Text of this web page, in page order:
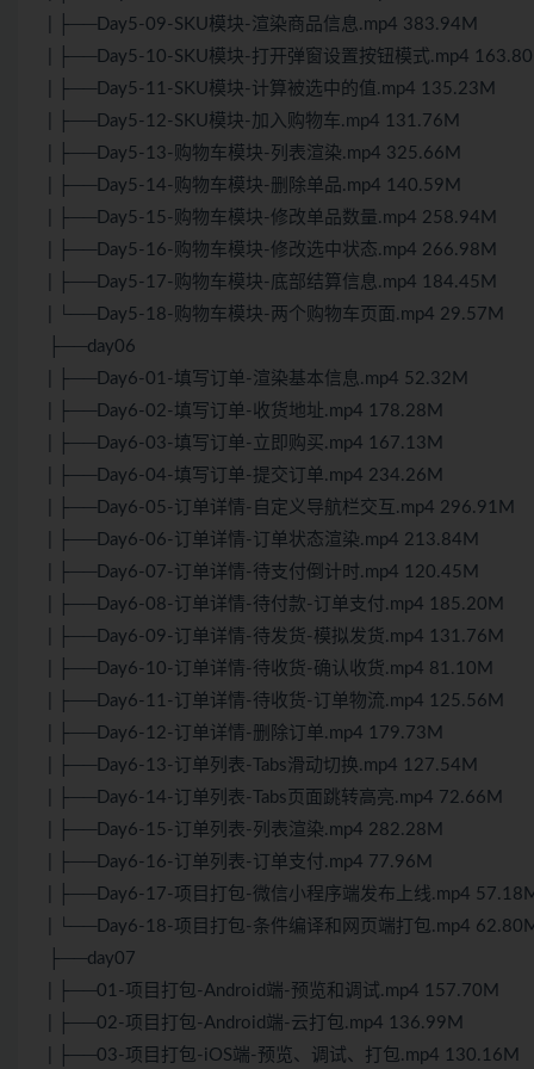
| ├──Day5-09-SKU模块-渲染商品信息.mp4 383.94M
| ├──Day5-10-SKU模块-打开弹窗设置按钮模式.mp4
| ├──Day5-11-SKU模块-计算被选中的值.mp4 135.23M
| ├──Day5-12-SKU模块-加入购物车.mp4 131.76M
| ├──Day5-13-购物车模块-列表渲染.mp4 325.66M
| ├──Day5-14-购物车模块-删除单品.mp4 140.59M
| ├──Day5-15-购物车模块-修改单品数量.mp4 258.94M
| ├──Day5-16-购物车模块-修改选中状态.mp4 266.98M
| ├──Day5-17-购物车模块-底部结算信息.mp4 184.45M
| └──Day5-18-购物车模块-两个购物车页面.mp4 29.57M
├──day06
| ├──Day6-01-填写订单-渲染基本信息.mp4 52.32M
| ├──Day6-02-填写订单-收货地址.mp4 178.28M
| ├──Day6-03-填写订单-立即购买.mp4 167.13M
| ├──Day6-04-填写订单-提交订单.mp4 234.26M
| ├──Day6-05-订单详情-自定义导航栏交互.mp4 296.91M
| ├──Day6-06-订单详情-订单状态渲染.mp4 213.84M
| ├──Day6-07-订单详情-待支付倒计时.mp4 120.45M
| ├──Day6-08-订单详情-待付款-订单支付.mp4 185.20M
| ├──Day6-09-订单详情-待发货-模拟发货.mp4 131.76M
| ├──Day6-10-订单详情-待收货-确认收货.mp4 81.10M
| ├──Day6-11-订单详情-待收货-订单物流.mp4 125.56M
| ├──Day6-12-订单详情-删除订单.mp4 179.73M
| ├──Day6-13-订单列表-Tabs滑动切换.mp4 127.54M
| ├──Day6-14-订单列表-Tabs页面跳转高亮.mp4 72.66M
| ├──Day6-15-订单列表-列表渲染.mp4 282.28M
| ├──Day6-16-订单列表-订单支付.mp4 77.96M
| ├──Day6-17-项目打包-微信小程序端发布上线.mp4
| └──Day6-18-项目打包-条件编译和网页端打包.mp4
├──day07
| ├──01-项目打包-Android端-预览和调试.mp4 157.70M
| ├──02-项目打包-Android端-云打包.mp4 136.99M
| ├──03-项目打包-iOS端-预览、调试、打包.mp4 130.16M